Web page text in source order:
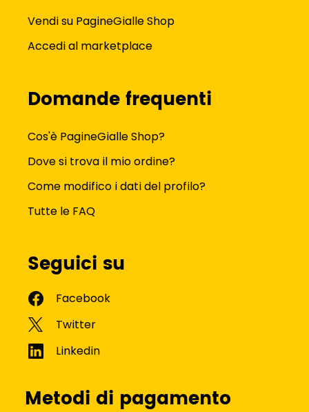
Vendi su PagineGialle Shop
Accedi al marketplace
Domande frequenti
Cos'è PagineGialle Shop?
Dove si trova il mio ordine?
Come modifico i dati del profilo?
Tutte le FAQ
Seguici su
Metodi di pagamento